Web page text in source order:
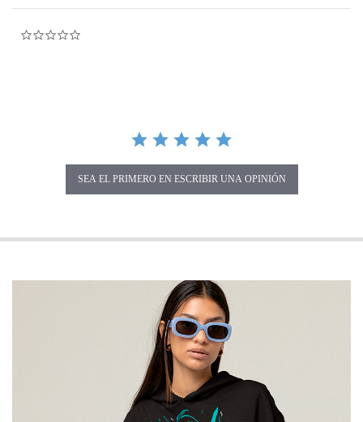
SEA EL PRIMERO EN ESCRIBIR UNA OPINIÓN